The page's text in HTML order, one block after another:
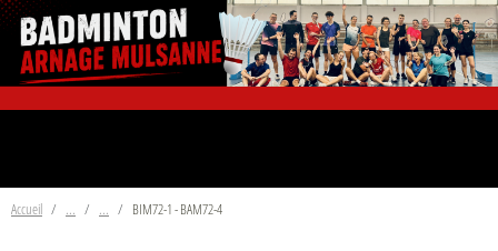
Accueil BIM72-1 - BAM72-4